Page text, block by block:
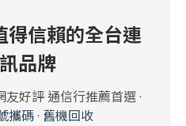
得信賴的全台連
品牌
友好評 通信行推薦首選·
攜碼· 舊機回收